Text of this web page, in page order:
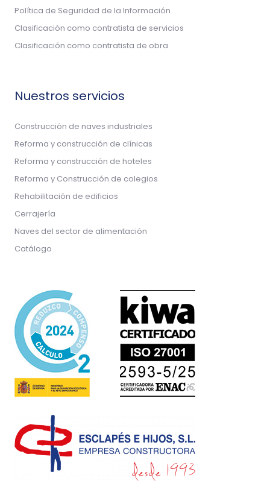
Política de Seguridad de la Información
Clasificación como contratista de servicios
Clasificación como contratista de obra
Nuestros servicios
Construcción de naves industriales
Reforma y construcción de clínicas
Reforma y construcción de hoteles
Reforma y Construcción de colegios
Rehabilitación de edificios
Cerrajería
Naves del sector de alimentación
Catálogo